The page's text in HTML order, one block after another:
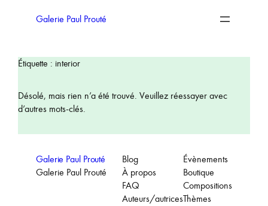
Galerie Paul Prouté
Étiquette : interior
Désolé, mais rien n’a été trouvé. Veuillez réessayer avec
d’autres mots-clés.
Galerie Paul Prouté
Galerie Paul Prouté
Blog
À propos
FAQ
Auteurs/autrices
Évènements
Boutique
Compositions
Thèmes